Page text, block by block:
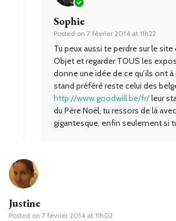
Sophie
Posted on 7 février 2014 at 11h22
Tu peux aussi te perdre sur le
Objet et regarder TOUS les
donne une idée de ce qu’ils ont
stand préféré reste celui des
http://www.goodwill.be/fr/leur
du Père Noël, tu ressors de là
gigantesque, enfin seulement si
Justine
Posted on 7 février 2014 at 11h02